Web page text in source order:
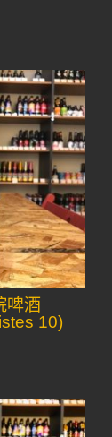
啤酒
10)